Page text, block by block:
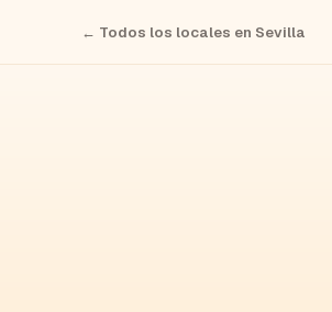
← Todos los locales en Sevilla